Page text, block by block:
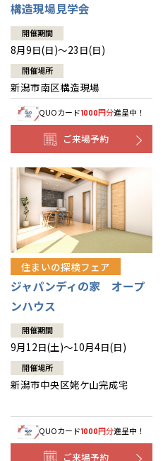
構造現場見学会
開催期間
8月9日(日)～23日(日)
開催場所
新潟市南区構造現場
QUOカード1000円分進呈中！
ご来場予約
住まいの探検フェア
ジャパンディの家 オープ
ンハウス
開催期間
9月12日(土)～10月4日(日)
開催場所
新潟市中央区姥ケ山完成宅
QUOカード1000円分進呈中！
ご来場予約